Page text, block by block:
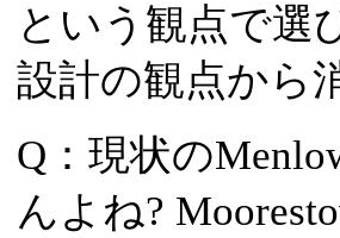
という観点で選
設計の観点から
Q：現状の
んよね?